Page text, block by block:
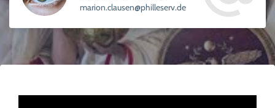
ed.vre
sellihp@nesualc.noiram